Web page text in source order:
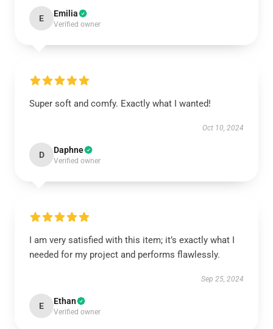
E Emilia
Verified owner
Super soft and comfy. Exactly what I wanted!
Oct 10, 2024
D Daphne
Verified owner
I am very satisfied with this item; it’s exactly what I
needed for my project and performs flawlessly.
Sep 25, 2024
E Ethan
Verified owner